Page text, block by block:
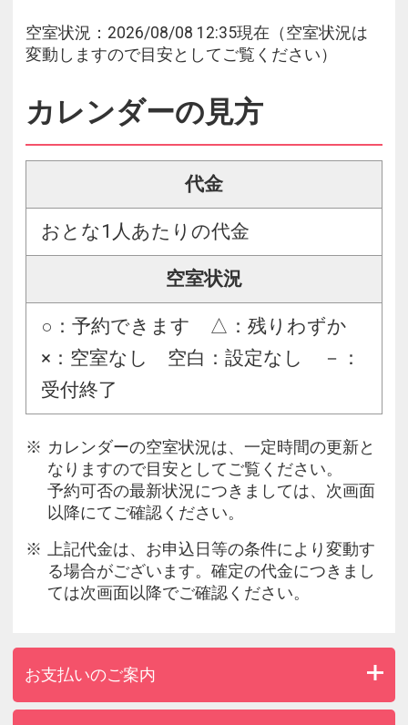
空室状況：2026/08/08 12:35現在（空室状況は
変動しますので目安としてご覧ください）
カレンダーの見方
代金
おとな1人あたりの代金
空室状況
○：予約できます △：残りわずか
×：空室なし 空白：設定なし －：
受付終了
カレンダーの空室状況は、一定時間の更新と
なりますので目安としてご覧ください。
予約可否の最新状況につきましては、次画面
以降にてご確認ください。
上記代金は、お申込日等の条件により変動す
る場合がございます。確定の代金につきまし
ては次画面以降でご確認ください。
お支払いのご案内